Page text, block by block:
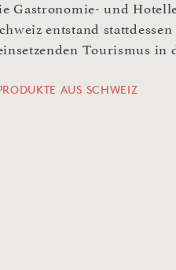
Gastronomie- und
entstand
Tourismus in
AUS SCHWEIZ